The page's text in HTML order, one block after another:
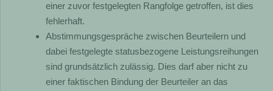
einer zuvor festgelegten Rangfolge getroffen, ist dies
fehlerhaft.
Abstimmungsgespräche zwischen Beurteilern und
dabei festgelegte statusbezogene Leistungsreihungen
sind grundsätzlich zulässig. Dies darf aber nicht zu
einer faktischen Bindung der Beurteiler an das